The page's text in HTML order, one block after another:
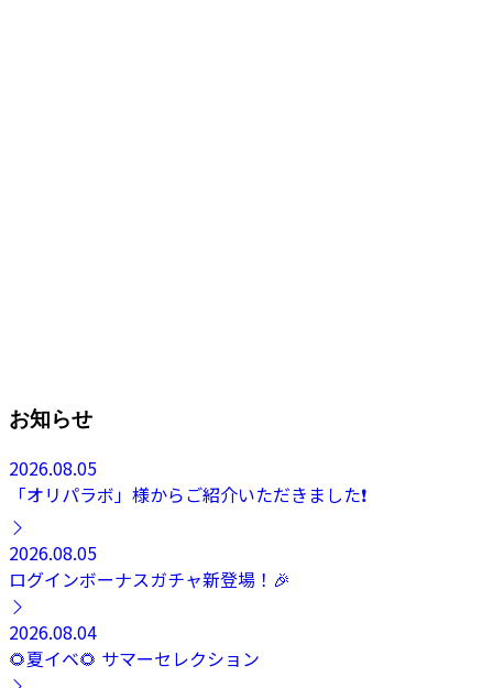
お知らせ
2026.08.05
「オリパラボ」様からご紹介いただきました❗️
2026.08.05
ログインボーナスガチャ新登場！🎉
2026.08.04
🌻夏イベ🌻 サマーセレクション